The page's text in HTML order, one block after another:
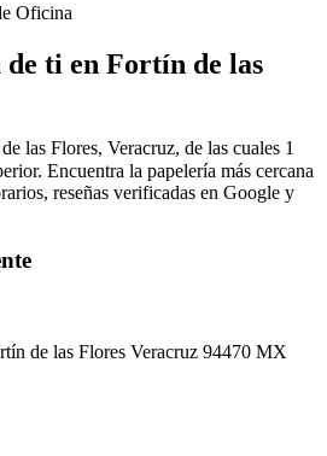
Oficina
de ti en Fortín de las
las Flores, Veracruz, de las cuales 1
Encuentra la papelería más cercana
reseñas verificadas en Google y
de las Flores Veracruz 94470 MX